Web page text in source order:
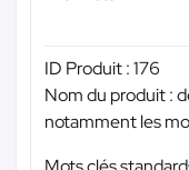
ID Produit : 176
Nom du produit :
notamment les